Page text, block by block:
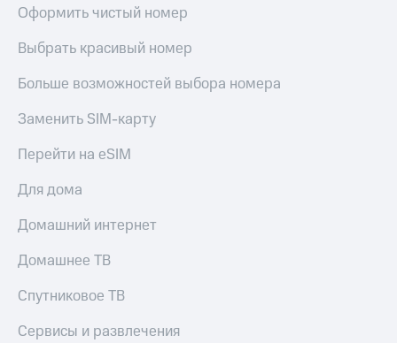
Оформить чистый номер
Выбрать красивый номер
Больше возможностей выбора номера
Заменить SIM-карту
Перейти на eSIM
Для дома
Домашний интернет
Домашнее ТВ
Спутниковое ТВ
Сервисы и развлечения